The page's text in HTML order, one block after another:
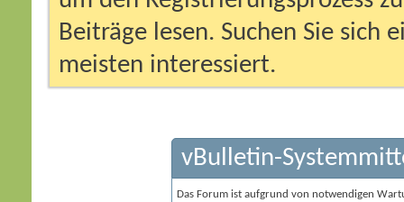
Beiträge lesen. Suchen Sie sich
meisten interessiert.
vBulletin-
Das Forum ist aufgrund von notwendigen